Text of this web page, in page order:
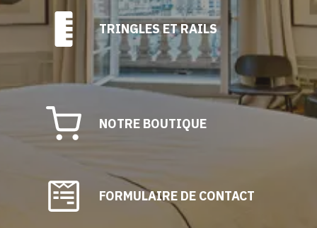
TRINGLES ET RAILS
NOTRE BOUTIQUE
FORMULAIRE DE CONTACT